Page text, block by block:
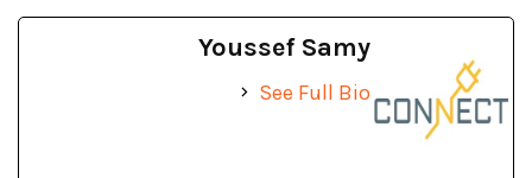
Youssef Samy
See Full Bio